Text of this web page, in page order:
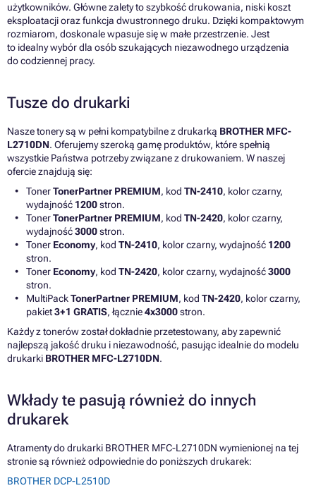
użytkowników. Główne zalety to szybkość drukowania, niski koszt
eksploatacji oraz funkcja dwustronnego druku. Dzięki kompaktowym
rozmiarom, doskonale wpasuje się w małe przestrzenie. Jest
to idealny wybór dla osób szukających niezawodnego urządzenia
do codziennej pracy.
Tusze do drukarki
Nasze tonery są w pełni kompatybilne z drukarką BROTHER MFC-
L2710DN. Oferujemy szeroką gamę produktów, które spełnią
wszystkie Państwa potrzeby związane z drukowaniem. W naszej
ofercie znajdują się:
TonerTonerPartner PREMIUM, kod TN-2410, kolor czarny,
wydajność 1200stron.
TonerTonerPartner PREMIUM, kod TN-2420, kolor czarny,
wydajność3000stron.
Toner Economy, kod TN-2410, kolor czarny, wydajność 1200
stron.
Toner Economy, kod TN-2420, kolor czarny, wydajność3000
stron.
MultiPackTonerPartner PREMIUM, kod TN-2420, kolor czarny,
pakiet3+1 GRATIS, łącznie4x3000stron.
Każdy z tonerów został dokładnie przetestowany, aby zapewnić
najlepszą jakość druku i niezawodność, pasując idealnie do modelu
drukarki BROTHER MFC-L2710DN.
Wkłady te pasują również do innych
drukarek
Atramenty do drukarki BROTHER MFC-L2710DN wymienionej na tej
stronie są również odpowiednie do poniższych drukarek:
BROTHER DCP-L2510D